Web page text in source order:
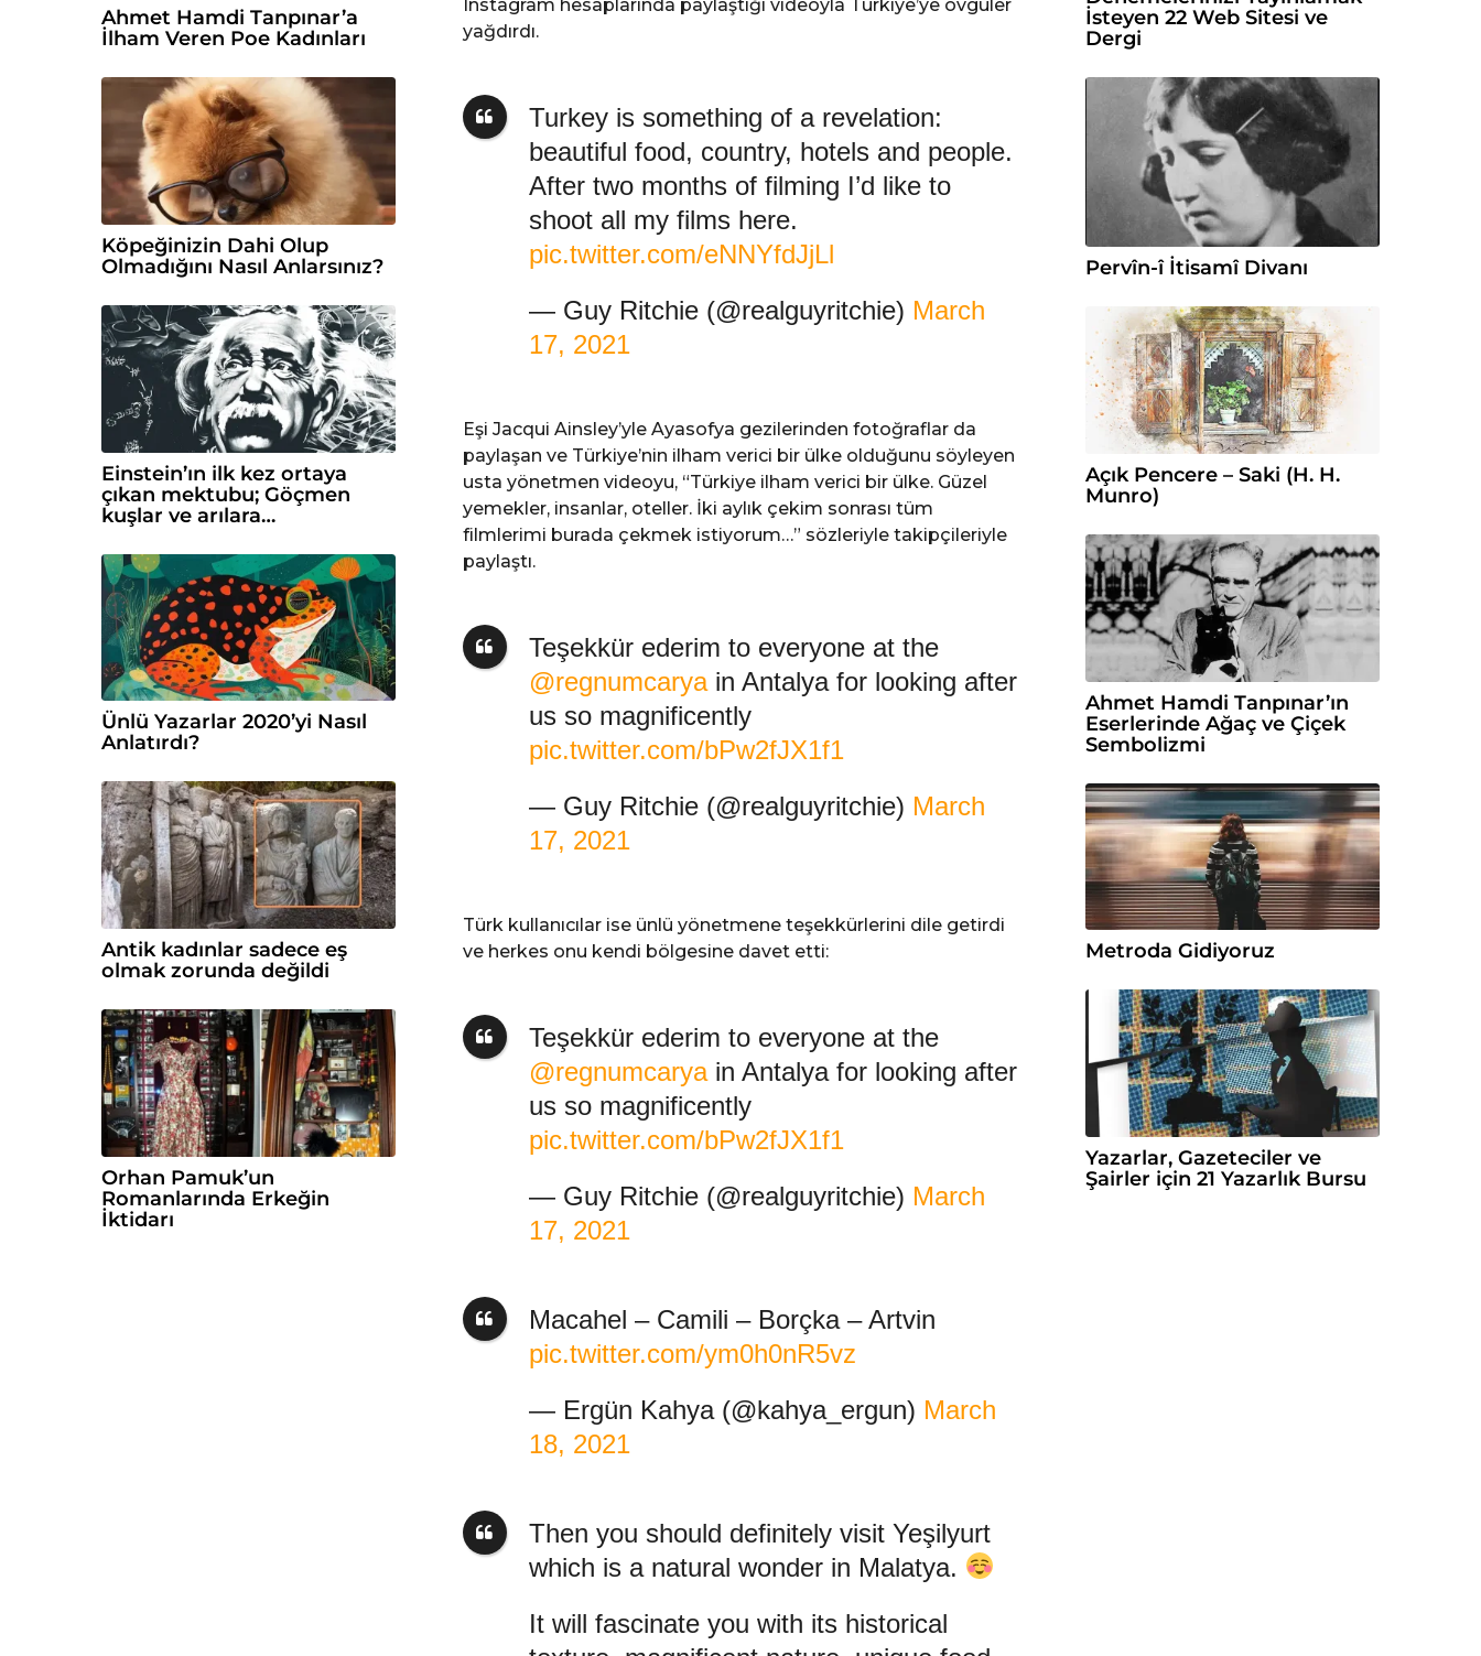
Instagram hesaplarında paylaştığı videoyla Türkiye’ye övgüler
yağdırdı.
Turkey is something of a revelation:
beautiful food, country, hotels and people.
After two months of filming I’d like to
shoot all my films here.
pic.twitter.com/eNNYfdJjLl
— Guy Ritchie (@realguyritchie) March
17, 2021
Eşi Jacqui Ainsley’yle Ayasofya gezilerinden fotoğraflar da
paylaşan ve Türkiye’nin ilham verici bir ülke olduğunu söyleyen
usta yönetmen videoyu, “Türkiye ilham verici bir ülke. Güzel
yemekler, insanlar, oteller. İki aylık çekim sonrası tüm
filmlerimi burada çekmek istiyorum…” sözleriyle takipçileriyle
paylaştı.
Teşekkür ederim to everyone at the
@regnumcaryain Antalya for looking after
us so magnificently
pic.twitter.com/bPw2fJX1f1
— Guy Ritchie (@realguyritchie) March
17, 2021
Türk kullanıcılar ise ünlü yönetmene teşekkürlerini dile getirdi
ve herkes onu kendi bölgesine davet etti:
Teşekkür ederim to everyone at the
@regnumcaryain Antalya for looking after
us so magnificently
pic.twitter.com/bPw2fJX1f1
— Guy Ritchie (@realguyritchie) March
17, 2021
Macahel – Camili – Borçka – Artvin
pic.twitter.com/ym0h0nR5vz
— Ergün Kahya (@kahya_ergun) March
18, 2021
Then you should definitely visit Yeşilyurt
which is a natural wonder in Malatya.
It will fascinate you with its historical
Ahmet Hamdi Tanpınar’a
İlham Veren Poe Kadınları
Köpeğinizin Dahi Olup
Olmadığını Nasıl Anlarsınız?
Einstein’ın ilk kez ortaya
çıkan mektubu; Göçmen
kuşlar ve arılara…
Ünlü Yazarlar 2020’yi Nasıl
Anlatırdı?
Antik kadınlar sadece eş
olmak zorunda değildi
Orhan Pamuk’un
Romanlarında Erkeğin
İktidarı
İsteyen 22 Web Sitesi ve
Dergi
Pervîn-î İtisamî Divanı
Açık Pencere – Saki (H. H.
Munro)
Ahmet Hamdi Tanpınar’ın
Eserlerinde Ağaç ve Çiçek
Sembolizmi
Metroda Gidiyoruz
Yazarlar, Gazeteciler ve
Şairler için 21 Yazarlık Bursu